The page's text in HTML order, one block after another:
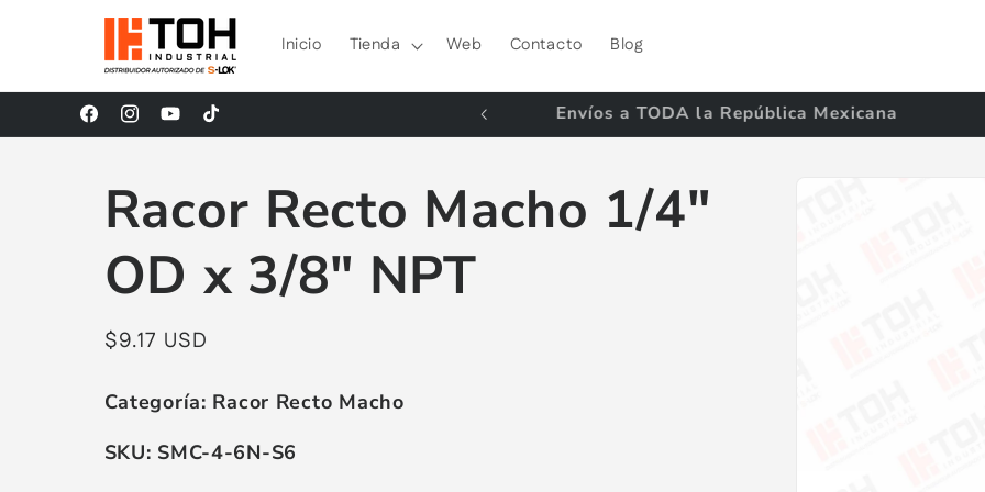
directamente
Inicio Tienda Web Contacto Blog
FacebookInstagramYouTubeTikTok
¡Síguenos en nuestras Redes Sociales! Envíos a TODA la República Mexicana
Racor Recto Macho 1/4"
OD x 3/8" NPT
Precio
$9.17 USD
Categoría: Racor Recto Macho
SKU: SMC-4-6N-S6